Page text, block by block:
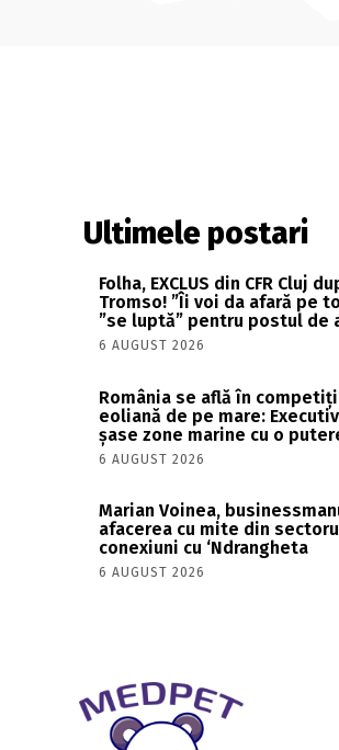
Ultimele postari
Folha, EXCLUS din CFR Cluj
Tromso! ”Îi voi da afară pe
”se luptă” pentru postul de
6 AUGUST 2026
România se află în
eoliană de pe mare:
șase zone marine cu o
6 AUGUST 2026
Marian Voinea,
afacerea cu mite din
conexiuni cu ‘Ndrangheta
6 AUGUST 2026